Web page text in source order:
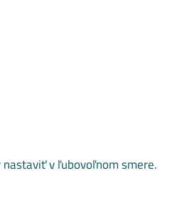
v ľubovoľnom smere.